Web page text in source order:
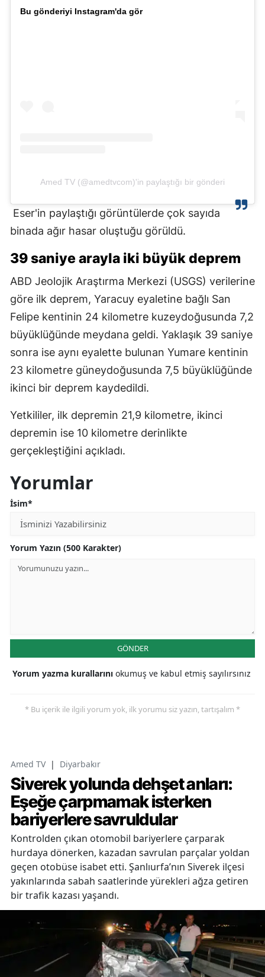
Bu gönderiyi Instagram'da gör
Amed TV (@amedtvcom)'in paylaştığı bir gönderi
Eser'in paylaştığı görüntülerde çok sayıda
binada ağır hasar oluştuğu görüldü.
39 saniye arayla iki büyük deprem
ABD Jeolojik Araştırma Merkezi (USGS) verilerine
göre ilk deprem, Yaracuy eyaletine bağlı San
Felipe kentinin 24 kilometre kuzeydoğusunda 7,2
büyüklüğünde meydana geldi. Yaklaşık 39 saniye
sonra ise aynı eyalette bulunan Yumare kentinin
23 kilometre güneydoğusunda 7,5 büyüklüğünde
ikinci bir deprem kaydedildi.
Yetkililer, ilk depremin 21,9 kilometre, ikinci
depremin ise 10 kilometre derinlikte
gerçekleştiğini açıkladı.
Yorumlar
İsim*
Yorum Yazın (500 Karakter)
GÖNDER
Yorum yazma kurallarını okumuş ve kabul etmiş sayılırsınız
* Bu içerik ile ilgili yorum yok, ilk yorumu siz yazın, tartışalım *
Amed TV | Diyarbakır
Siverek yolunda dehşet anları:
Eşeğe çarpmamak isterken
bariyerlere savruldular
Kontrolden çıkan otomobil bariyerlere çarparak
hurdaya dönerken, kazadan savrulan parçalar yoldan
geçen otobüse isabet etti. Şanlıurfa’nın Siverek ilçesi
yakınlarında sabah saatlerinde yürekleri ağza getiren
bir trafik kazası yaşandı.